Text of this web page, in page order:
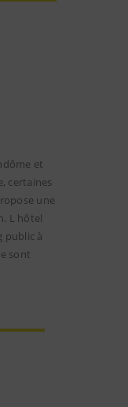
et
certaines
une
L hôtel
public à
sont